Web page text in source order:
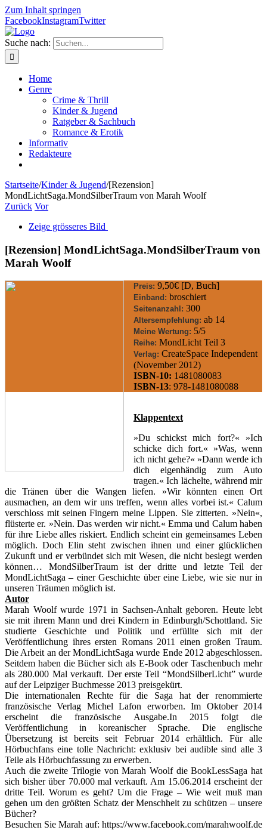
Zum Inhalt springen
FacebookInstagramTwitter
Suche nach:
Home
Genre
Crime & Thrill
Kinder & Jugend
Ratgeber & Sachbuch
Romance & Erotik
Informativ
Redakteure
Startseite/Kinder & Jugend/[Rezension]
MondLichtSaga.MondSilberTraum von Marah Woolf
Zurück Vor
Zeige grösseres Bild
[Rezension] MondLichtSaga.MondSilberTraum von
Marah Woolf
Preis: 9,50€ [D, Buch]
Einband: broschiert
Seitenanzahl: 300
Altersempfehlung: ab 14
Meine Wertung: 5/5
Reihe: MondLicht Teil 3
Verlag: CreateSpace Independent
(November 2012)
ISBN-10: 1481080083
ISBN-13: 978-1481080088
Klappentext
»Du schickst mich fort?« »Ich
schicke dich fort.« »Was, wenn
ich nicht gehe?« »Dann werde ich
dich eigenhändig zum Auto
tragen.« Ich lächelte, während mir
die Tränen über die Wangen liefen. »Wir könnten einen Ort
ausmachen, an dem wir uns treffen, wenn alles vorbei ist.« Calum
verschloss mit seinen Fingern meine Lippen. Sie zitterten. »Nein«,
flüsterte er. »Nein. Das werden wir nicht.« Emma und Calum haben
für ihre Liebe alles riskiert. Endlich scheint ein gemeinsames Leben
möglich. Doch Elin steht zwischen ihnen und einer glücklichen
Zukunft und er verbündet sich mit Wesen, die nicht besiegt werden
können… MondSilberTraum ist der dritte und letzte Teil der
MondLichtSaga – einer Geschichte über eine Liebe, wie sie nur in
unseren Träumen möglich ist.
Autor
Marah Woolf wurde 1971 in Sachsen-Anhalt geboren. Heute lebt
sie mit ihrem Mann und drei Kindern in Edinburgh/Schottland. Sie
studierte Geschichte und Politik und erfüllte sich mit der
Veröffentlichung ihres ersten Romans 2011 einen großen Traum.
Die Arbeit an der MondLichtSaga wurde Ende 2012 abgeschlossen.
Seitdem haben die Bücher sich als E-Book oder Taschenbuch mehr
als 280.000 Mal verkauft. Der erste Teil “MondSilberLicht” wurde
auf der Leipziger Buchmesse 2013 preisgekürt.
Die internationalen Rechte für die Saga hat der renommierte
französische Verlag Michel Lafon erworben. Im Oktober 2014
erscheint die französische Ausgabe.In 2015 folgt die
Veröffentlichung in koreanischer Sprache. Die englische
Übersetzung ist bereits seit Februar 2014 erhältlich. Für alle
Hörbuchfans eine tolle Nachricht: exklusiv bei audible sind alle 3
Teile als Hörbuchfassung zu erwerben.
Auch die zweite Trilogie von Marah Woolf die BookLessSaga hat
sich bisher über 70.000 mal verkauft. Am 15.06.2014 erscheint der
dritte Teil. Worum es geht? Um die Frage – Wie weit muß man
gehen um den größten Schatz der Menschheit zu schützen – unsere
Bücher?
Besuchen Sie Marah auf: https://www.facebook.com/marahwoolf.de